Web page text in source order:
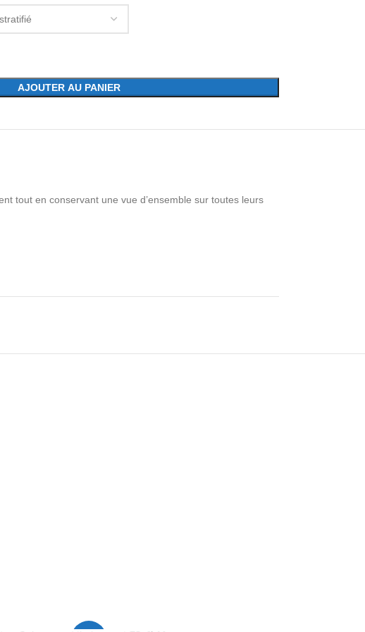
AJOUTER AU PANIER
tout en conservant une vue d’ensemble sur toutes leurs